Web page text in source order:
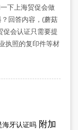
下上海贸促会做
回答内容，(蘑菇
会认证只需要提
执照的复印件等材
海牙认证吗 附加